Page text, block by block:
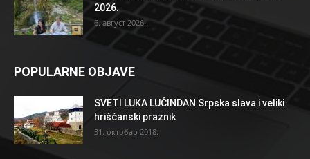
2026.
6. август 2026.
POPULARNE OBJAVE
SVETI LUKA LUČINDAN Srpska slava i veliki
hrišćanski praznik
31. октобар 2018.